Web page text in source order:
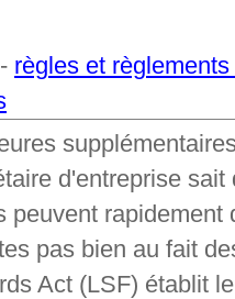
règles et
d'entreprise
peuvent rapidement
pas bien au fait
Act (LSF) établit